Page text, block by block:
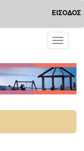
ΕΙΣΟΔΟΣ
Toggle